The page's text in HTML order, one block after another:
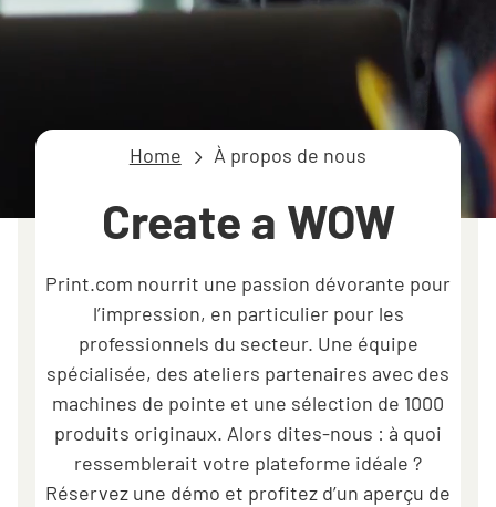
Home À propos de nous
Create a WOW
Print.com nourrit une passion dévorante pour
l’impression, en particulier pour les
professionnels du secteur. Une équipe
spécialisée, des ateliers partenaires avec des
machines de pointe et une sélection de 1000
produits originaux. Alors dites-nous : à quoi
ressemblerait votre plateforme idéale ?
Réservez une démo et profitez d’un aperçu de